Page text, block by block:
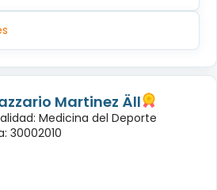
Martinez Äll
Medicina del Deporte
30002010